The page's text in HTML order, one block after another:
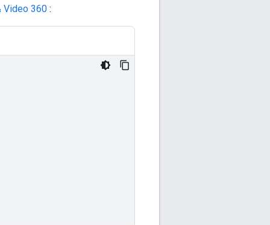
Video 360 :